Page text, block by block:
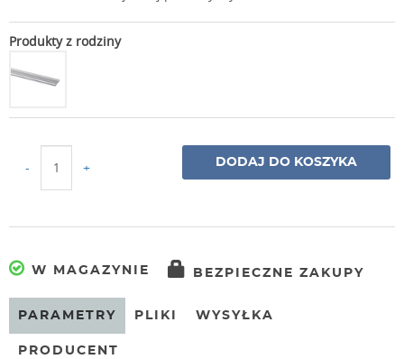
Produkty z rodziny
- + DODAJ DO KOSZYKA
W MAGAZYNIE BEZPIECZNE ZAKUPY
PARAMETRY PLIKI WYSYŁKA
PRODUCENT